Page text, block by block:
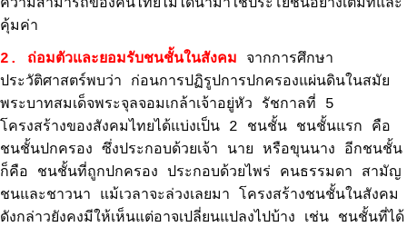
ความสามารถของคนไทยไม่ได้นำมาใช้ประโยชน์อย่างเต็มที่และ
คุ้มค่า
2. ถ่อมตัวและยอมรับชนชั้นในสังคม จากการศึกษา
ประวัติศาสตร์พบว่า ก่อนการปฏิรูปการปกครองแผ่นดินในสมัย
พระบาทสมเด็จพระจุลจอมเกล้าเจ้าอยู่หัว รัชกาลที่ 5
โครงสร้างของสังคมไทยได้แบ่งเป็น 2 ชนชั้น ชนชั้นแรก คือ
ชนชั้นปกครอง ซึ่งประกอบด้วยเจ้า นาย หรือขุนนาง อีกชนชั้น
ก็คือ ชนชั้นที่ถูกปกครอง ประกอบด้วยไพร่ คนธรรมดา สามัญ
ชนและชาวนา แม้เวลาจะล่วงเลยมา โครงสร้างชนชั้นในสังคม
ดังกล่าวยังคงมีให้เห็นแต่อาจเปลี่ยนแปลงไปบ้าง เช่น ชนชั้นที่ได้